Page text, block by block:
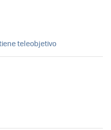
teleobjetivo